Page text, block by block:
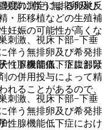
群に伴う無排卵及び
・胚移植などの生殖補
妊娠の可能性が高くな
性腺機能低下症におけ
の併用投与によって精
れることがあるので、
性腺機能低下症におけ
度の測定による卵巣反
刺激、視床下部−下垂
伴う無排卵及び希発排
（下腹部痛、下腹部緊
刺激、視床下部−下垂
伴う無排卵及び希発排
。